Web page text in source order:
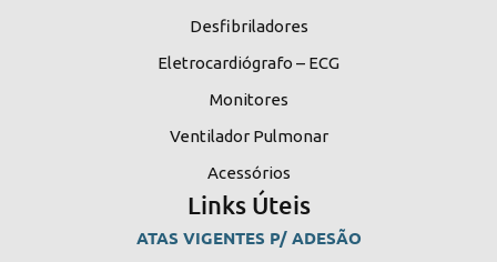
Desfibriladores
Eletrocardiógrafo – ECG
Monitores
Ventilador Pulmonar
Acessórios
Links Úteis
ATAS VIGENTES P/ ADESÃO